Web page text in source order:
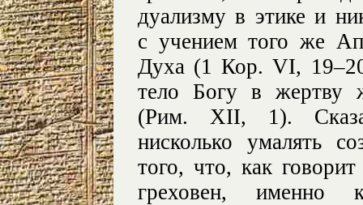
дуализму в этике и
с учением того же
Духа (1 Кор. VI,
тело Богу в жертву
(Рим. XII, 1).
нисколько умалять
того, что, как
греховен, именно